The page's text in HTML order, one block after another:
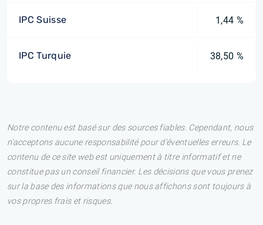
IPC Suisse 1,44 %
IPC Turquie 38,50 %
Notre contenu est basé sur des sources fiables. Cependant, nous
n'acceptons aucune responsabilité pour d'éventuelles erreurs. Le
contenu de ce site web est uniquement à titre informatif et ne
constitue pas un conseil financier. Les décisions que vous prenez
sur la base des informations que nous affichons sont toujours à
vos propres frais et risques.